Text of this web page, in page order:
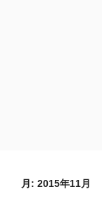
月: 2015年11月